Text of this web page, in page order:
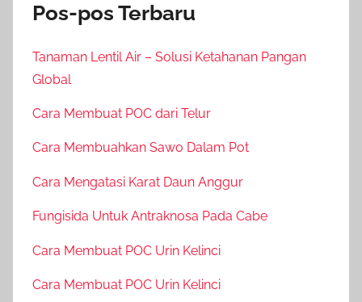
Pos-pos Terbaru
Tanaman Lentil Air – Solusi Ketahanan Pangan
Global
Cara Membuat POC dari Telur
Cara Membuahkan Sawo Dalam Pot
Cara Mengatasi Karat Daun Anggur
Fungisida Untuk Antraknosa Pada Cabe
Cara Membuat POC Urin Kelinci
Cara Membuat POC Urin Kelinci